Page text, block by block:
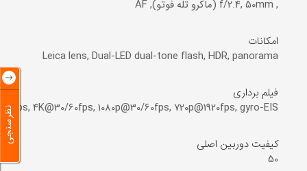
, f/2.4, 50mm (ماکرو تله فوتو), AF
امکانات
Leica lens, Dual-LED dual-tone flash, HDR, panorama
فیلم برداری
4K@30/60fps, 1080p@30/60fps, 720p@1920fps, gyro-EIS
کیفیت دوربین اصلی
50
نظرسنجی